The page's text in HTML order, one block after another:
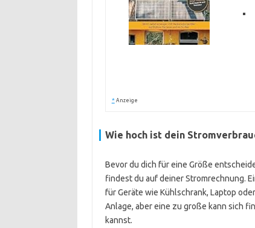
* Anzeige
Wie hoch ist dein
Bevor du dich für eine Größe
findest du auf deiner Stromrechnung.
für Geräte wie Kühlschrank, Laptop
Anlage, aber eine zu große kann sich
kannst.